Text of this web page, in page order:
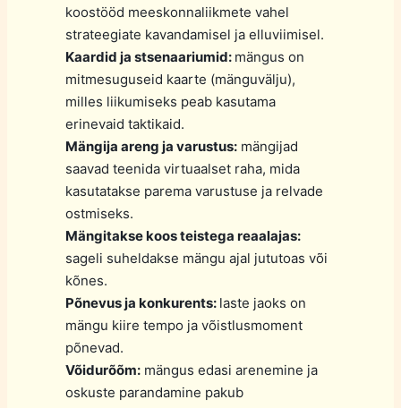
koostööd meeskonnaliikmete vahel
strateegiate kavandamisel ja elluviimisel.
Kaardid ja stsenaariumid: mängus on
mitmesuguseid kaarte (mänguvälju),
milles liikumiseks peab kasutama
erinevaid taktikaid.
Mängija areng ja varustus:mängijad
saavad teenida virtuaalset raha, mida
kasutatakse parema varustuse ja relvade
ostmiseks.
Mängitakse koos teistega reaalajas:
sageli suheldakse mängu ajal jututoas või
kõnes.
Põnevus ja konkurents: laste jaoks on
mängu kiire tempo ja võistlusmoment
põnevad.
Võidurõõm:mängus edasi arenemine ja
oskuste parandamine pakub